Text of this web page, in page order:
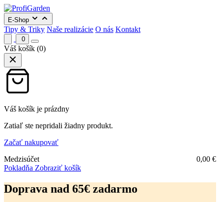
E-Shop
Tipy & Triky Naše realizácie O nás Kontakt
0
Váš košík (0)
Váš košík je prázdny
Zatiaľ ste nepridali žiadny produkt.
Začať nakupovať
Medzisúčet
0,00 €
Pokladňa Zobraziť košík
na
obsah
Doprava nad 65€ zadarmo